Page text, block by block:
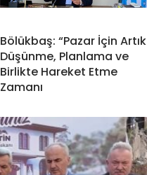
Bölükbaş: “Pazar İçin Artık
Düşünme, Planlama ve
Birlikte Hareket Etme
Zamanı